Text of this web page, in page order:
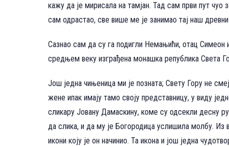
кажу да је мирисала на тамјан. Тад сам први пут
сам одрастао, све више ме је занимао тај наш
Сазнао сам да су га подигли Немањићи, отац Симеон
средњем веку изграђена монашка република Света
Још једна чињеница ми је позната; Свету Гору не
жене ипак имају тамо своју представницу, у виду
сликару Јовану Дамаскину, коме су одсекли десну
да слика, и да му је Богородица услишила молбу. Из
икони коју је он начинио. Та икона и још једна